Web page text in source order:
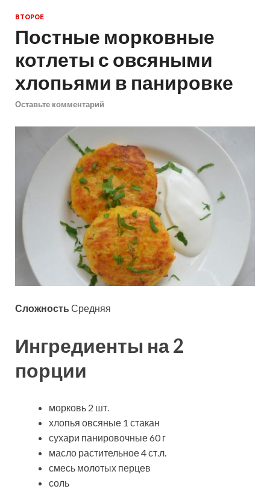
ВТОРОЕ
Постные морковные
котлеты с овсяными
хлопьями в панировке
Оставьте комментарий
Сложность Средняя
Ингредиенты на 2
порции
морковь 2 шт.
хлопья овсяные 1 стакан
сухари панировочные 60 г
масло растительное 4 ст.л.
смесь молотых перцев
соль